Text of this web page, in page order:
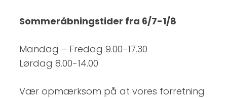
Sommeråbningstider fra 6/7-1/8
Mandag – Fredag 9.00-17.30
Lørdag 8.00-14.00
Vær opmærksom på at vores forretning